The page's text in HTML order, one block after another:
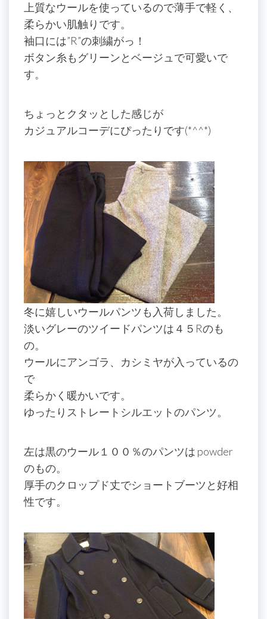
上質なウールを使っているので薄手で軽く、
柔らかい肌触りです。
袖口には”R”の刺繍がっ！
ボタン糸もグリーンとベージュで可愛いで
す。
ちょっとクタッとした感じが
カジュアルコーデにぴったりです(*^^*)
冬に嬉しいウールパンツも入荷しました。
淡いグレーのツイードパンツは４５Rのも
の。
ウールにアンゴラ、カシミヤが入っているの
で
柔らかく暖かいです。
ゆったりストレートシルエットのパンツ。
左は黒のウール１００％のパンツは powder
のもの。
厚手のクロップド丈でショートブーツと好相
性です。